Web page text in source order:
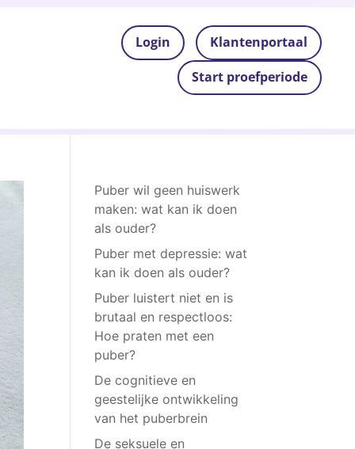
Klantenportaal
Login
Start proefperiode
Puber wil geen huiswerk
maken: wat kan ik doen
als ouder?
Puber met depressie: wat
kan ik doen als ouder?
Puber luistert niet en is
brutaal en respectloos:
Hoe praten met een
puber?
De cognitieve en
geestelijke ontwikkeling
van het puberbrein
De seksuele en